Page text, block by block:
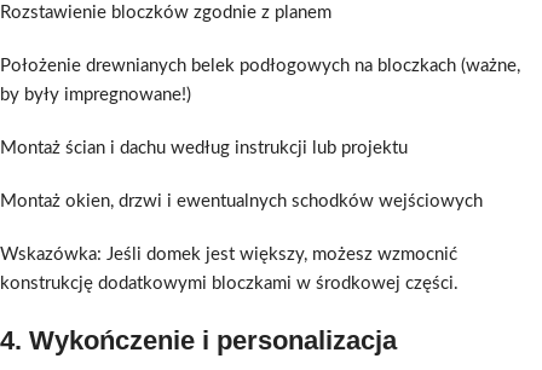
Rozstawienie bloczków zgodnie z planem
Położenie drewnianych belek podłogowych na bloczkach (ważne,
by były impregnowane!)
Montaż ścian i dachu według instrukcji lub projektu
Montaż okien, drzwi i ewentualnych schodków wejściowych
Wskazówka: Jeśli domek jest większy, możesz wzmocnić
konstrukcję dodatkowymi bloczkami w środkowej części.
4. Wykończenie i personalizacja